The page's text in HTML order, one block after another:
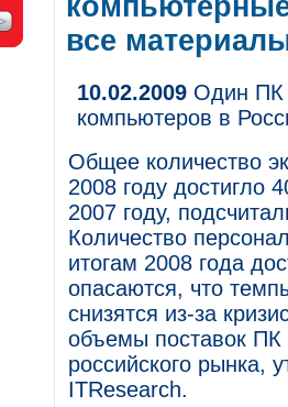
все
10.02.2009 Один ПК
компьютеров в
Общее количество
2008 году достигло
2007 году,
Количество
итогам 2008 года
опасаются, что
снизятся из-за
объемы поставок
российского рынка,
ITResearch.